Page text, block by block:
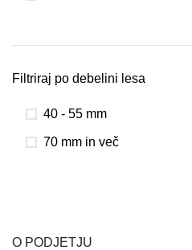
Filtriraj po debelini lesa
40 - 55 mm
70 mm in več
O PODJETJU